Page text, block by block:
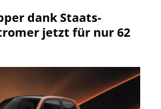
dank Staats-
jetzt für nur 62